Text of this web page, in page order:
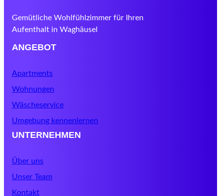
Gemütliche Wohlfühlzimmer für Ihren
Aufenthalt in Waghäusel
ANGEBOT
Apartments
Wohnungen
Wäscheservice
Umgebung kennenlernen
UNTERNEHMEN
Über uns
Unser Team
Kontakt